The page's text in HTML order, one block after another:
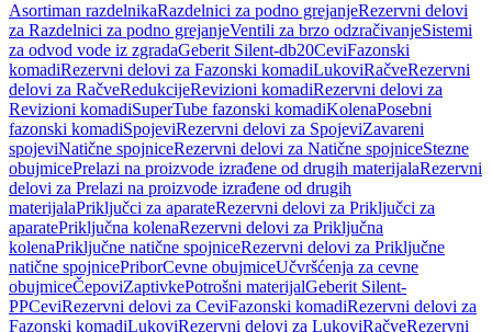
Asortiman razdelnikaRazdelnici za podno grejanjeRezervni delovi
za Razdelnici za podno grejanjeVentili za brzo odzračivanjeSistemi
za odvod vode iz zgradaGeberit Silent-db20CeviFazonski
komadiRezervni delovi za Fazonski komadiLukoviRačveRezervni
delovi za RačveRedukcijeRevizioni komadiRezervni delovi za
Revizioni komadiSuperTube fazonski komadiKolenaPosebni
fazonski komadiSpojeviRezervni delovi za SpojeviZavareni
spojeviNatične spojniceRezervni delovi za Natične spojniceStezne
obujmicePrelazi na proizvode izrađene od drugih materijalaRezervni
delovi za Prelazi na proizvode izrađene od drugih
materijalaPriključci za aparateRezervni delovi za Priključci za
aparatePriključna kolenaRezervni delovi za Priključna
kolenaPriključne natične spojniceRezervni delovi za Priključne
natične spojnicePriborCevne obujmiceUčvršćenja za cevne
obujmiceČepoviZaptivkePotrošni materijalGeberit Silent-
PPCeviRezervni delovi za CeviFazonski komadiRezervni delovi za
Fazonski komadiLukoviRezervni delovi za LukoviRačveRezervni